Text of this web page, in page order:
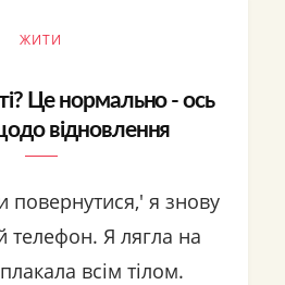
ЖИТИ
Це нормально - ось
відновлення
повернутися,' я знову
телефон. Я лягла на
всім тілом.